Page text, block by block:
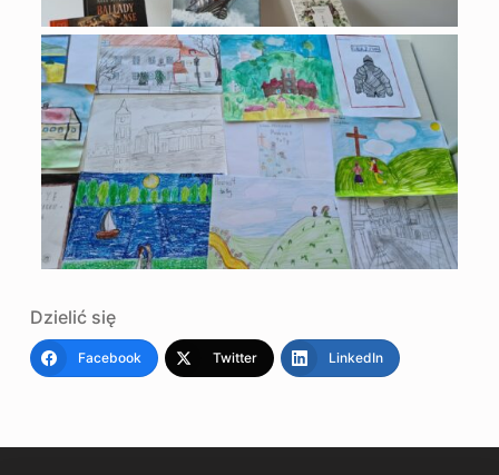
Dzielić się
Facebook Twitter LinkedIn